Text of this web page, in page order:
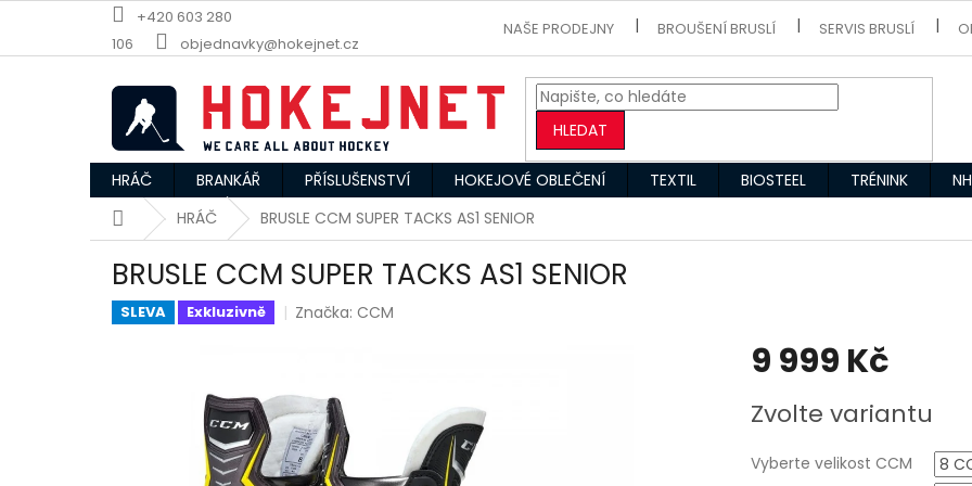
obsah
+420 603 280
106
objednavky@hokejnet.cz
NAŠE PRODEJNY BROUŠENÍ BRUSLÍ SERVIS BRUSLÍ
HLEDAT
HRÁČ BRANKÁŘ PŘÍSLUŠENSTVÍ HOKEJOVÉ OBLEČENÍ TEXTIL BIOSTEEL TRÉNINK
DomůHRÁČ BRUSLE CCM SUPER TACKS AS1 SENIOR
BRUSLE CCM SUPER TACKS AS1 SENIOR
SLEVA Exkluzivně Značka:CCM
9 999 Kč
cena:
Zvolte variantu
Vyberte velikost CCM